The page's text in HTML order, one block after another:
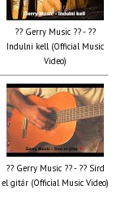
?? Gerry Music ?? - ??
Indulni kell (Official Music
Video)
?? Gerry Music ?? - ?? Sírd
el gitár (Official Music Video)